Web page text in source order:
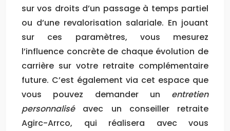
sur vos droits d’un passage à temps partiel
ou d’une revalorisation salariale. En jouant
sur ces paramètres, vous mesurez
l’influence concrète de chaque évolution de
carrière sur votre retraite complémentaire
future. C’est également via cet espace que
vous pouvez demander un entretien
personnaliséavec un conseiller retraite
Agirc-Arrco, qui réalisera avec vous